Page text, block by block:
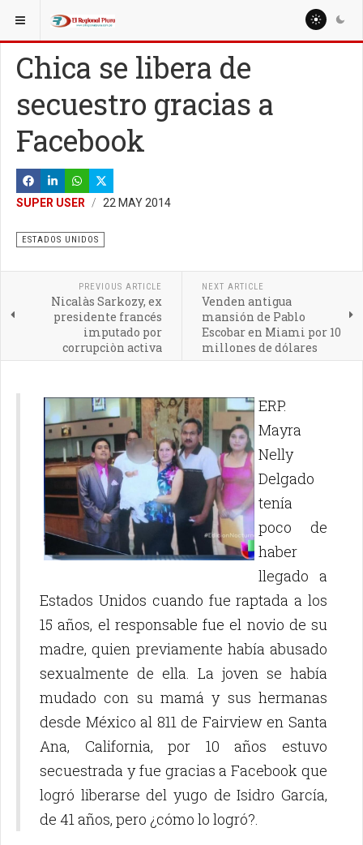
ESTÁ AQUÍ: MUNDO
Chica se libera de
secuestro gracias a
Facebook
SUPER USER 22 MAY 2014
ESTADOS UNIDOS
PREVIOUS ARTICLE
Nicalàs Sarkozy, ex
presidente francés
imputado por
corrupciòn activa
NEXT ARTICLE
Venden antigua
mansión de Pablo
Escobar en Miami por 10
millones de dólares
ERP.
Mayra
Nelly
Delgado
tenía
poco de
haber
llegado a
Estados Unidos cuando fue raptada a los
15 años, el responsable fue el novio de su
madre, quien previamente había abusado
sexualmente de ella. La joven se había
mudado con su mamá y sus hermanas
desde México al 811 de Fairview en Santa
Ana, California, por 10 años estuvo
secuestrada y fue gracias a Facebook que
logró liberarse del yugo de Isidro García,
de 41 años, pero ¿cómo lo logró?.